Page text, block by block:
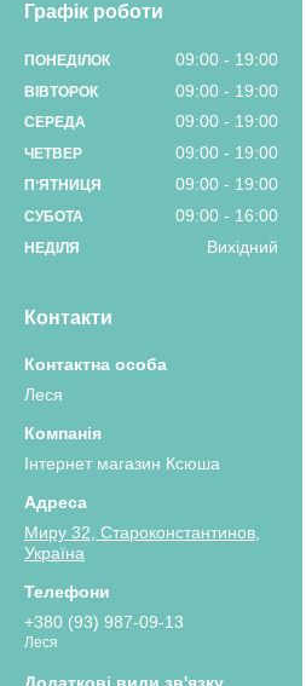
Графік роботи
ПОНЕДІЛОК 09:00 19:00
ВІВТОРОК 09:00 19:00
СЕРЕДА 09:00 19:00
ЧЕТВЕР 09:00 19:00
ПʼЯТНИЦЯ 09:00 19:00
СУБОТА 09:00 16:00
НЕДІЛЯ Вихідний
Контакти
Леся
Інтернет магазин Ксюша
Миру 32, Староконстантинов,
Україна
+380 (93) 987-09-13
Леся